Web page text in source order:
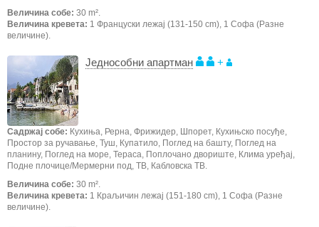
Величина собе: 30 m².
Величина кревета: 1 Француски лежај (131-150 cm), 1 Софа (Разне
величине).
Једнособни апартман +
Садржај собе: Кухиња, Рерна, Фрижидер, Шпорет, Кухињско посуђе,
Простор за ручавање, Туш, Купатило, Поглед на башту, Поглед на
планину, Поглед на море, Тераса, Поплочано двориште, Клима уређај,
Подне плочице/Мермерни под, ТВ, Кабловска ТВ.
Величина собе: 30 m².
Величина кревета: 1 Краљичин лежај (151-180 cm), 1 Софа (Разне
величине).